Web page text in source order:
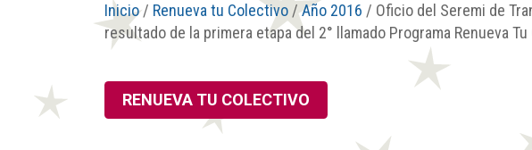
Inicio/ Renueva tu Colectivo /Año 2016 / Oficio del Seremi de
resultado de la primera etapa del 2° llamado Programa Renueva
RENUEVA TU COLECTIVO